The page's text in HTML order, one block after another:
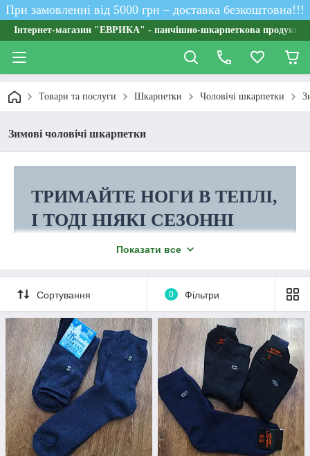
При замовленні від 5000 грн – доставка безкоштовна!!!
Інтернет-магазин "ЕВРИКА" - панчішно-шкарпеткова продукція
Товари та послуги Шкарпетки Чоловічі шкарпетки
Зимові чоловічі шкарпетки
ТРИМАЙТЕ НОГИ В ТЕПЛІ,
І ТОДІ НІЯКІ СЕЗОННІ
ЗАСТУДИ ВАМ БУДУТЬ НЕ
Пропонуємо великий вибір зимових
чоловічих шкарпеток за дуже вигідними
цінами!
Приступити до вибору
Переваги співпраці з інтернет-магазином
Показати все
Сортування 0 Фільтри